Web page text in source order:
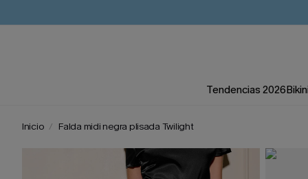
Tendencias 2026
Inicio Falda midi negra plisada Twilight